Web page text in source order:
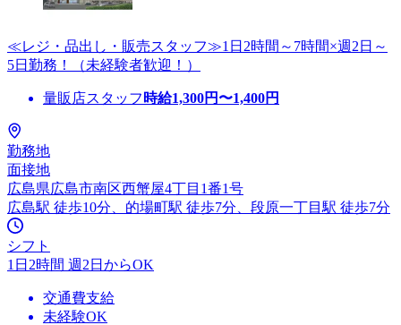
≪レジ・品出し・販売スタッフ≫1日2時間～7時間×週2日～
5日勤務！（未経験者歓迎！）
量販店スタッフ 時給1,300円〜1,400円
勤務地
面接地
広島県広島市南区西蟹屋4丁目1番1号
広島駅 徒歩10分、的場町駅 徒歩7分、段原一丁目駅 徒歩7分
シフト
1日2時間 週2日からOK
交通費支給
未経験OK